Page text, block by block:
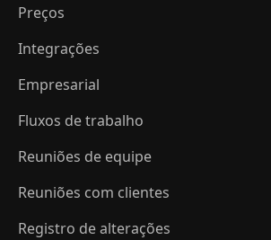
Preços
Integrações
Empresarial
Fluxos de trabalho
Reuniões de equipe
Reuniões com clientes
Registro de alterações